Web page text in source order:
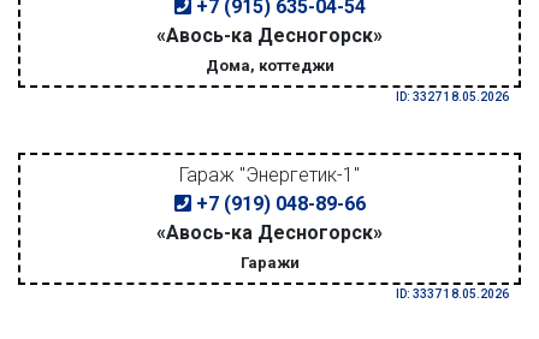
+7 (915) 635-04-54
«Авось-ка Десногорск»
Дома, коттеджи
ID: 3327 18.05.2026
Гараж "Энергетик-1"
+7 (919) 048-89-66
«Авось-ка Десногорск»
Гаражи
ID: 3337 18.05.2026